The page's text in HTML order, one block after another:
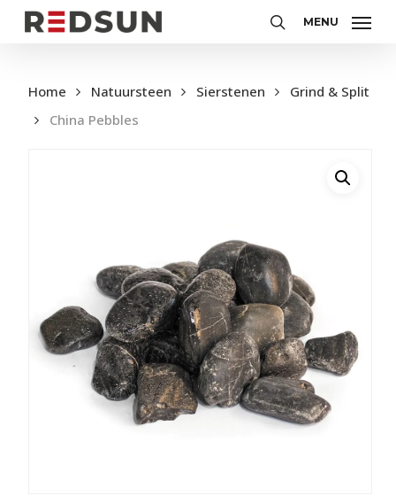
Skip
MENU
Home Natuursteen Sierstenen
Grind & Split
China Pebbles